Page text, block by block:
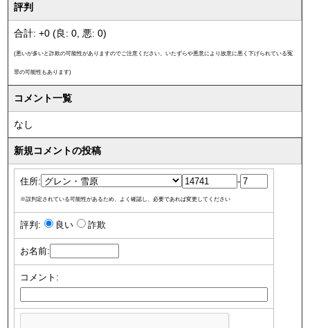
評判
合計: +0 (良: 0, 悪: 0)
(悪いが多いと詐欺の可能性がありますのでご注意ください。いたずらや悪意により故意に悪く下げられている冤
罪の可能性もあります)
コメント一覧
なし
新規コメントの投稿
住所: -
※誤判定されている可能性があるため、よく確認し、必要であれば変更してください
評判: 良い 詐欺
お名前:
コメント: